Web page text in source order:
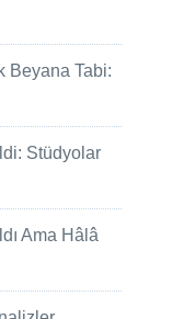
Beyana Tabi:
Stüdyolar
Ama Hâlâ